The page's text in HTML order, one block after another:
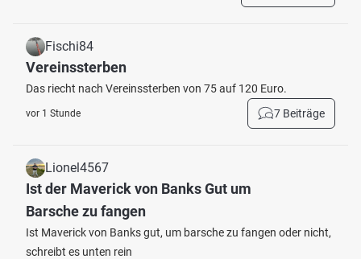
Fischi84
Vereinssterben
Das riecht nach Vereinssterben von 75 auf 120 Euro.
vor 1 Stunde 7 Beiträge
Lionel4567
Ist der Maverick von Banks Gut um
Barsche zu fangen
Ist Maverick von Banks gut, um barsche zu fangen oder nicht,
schreibt es unten rein